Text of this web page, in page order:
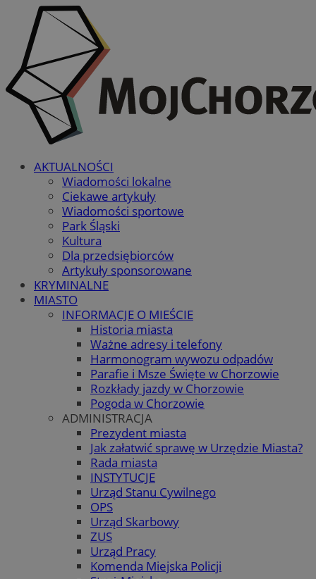
AKTUALNOŚCI
Wiadomości lokalne
Ciekawe artykuły
Wiadomości sportowe
Park Śląski
Kultura
Dla przedsiębiorców
Artykuły sponsorowane
KRYMINALNE
MIASTO
INFORMACJE O MIEŚCIE
Historia miasta
Ważne adresy i telefony
Harmonogram wywozu odpadów
Parafie i Msze Święte w Chorzowie
Rozkłady jazdy w Chorzowie
Pogoda w Chorzowie
ADMINISTRACJA
Prezydent miasta
Jak załatwić sprawę w Urzędzie Miasta?
Rada miasta
INSTYTUCJE
Urząd Stanu Cywilnego
OPS
Urząd Skarbowy
ZUS
Urząd Pracy
Komenda Miejska Policji